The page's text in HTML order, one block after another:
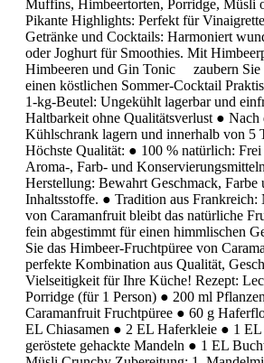
Muffins, Himbeertorten, Porridge, Müsli
Pikante Highlights: Perfekt für
Getränke und Cocktails: Harmoniert
oder Joghurt für Smoothies. Mit
Himbeeren und Gin Tonic zaubern Sie
einen köstlichen Sommer-Cocktail
1-kg-Beutel: Ungekühlt lagerbar und
Haltbarkeit ohne Qualitätsverlust ●
Kühlschrank lagern und innerhalb von 5
Höchste Qualität: ● 100 % natürlich:
Aroma-, Farb- und
Herstellung: Bewahrt Geschmack, Farbe
Inhaltsstoffe. ● Tradition aus Frankreich:
von Caramanfruit bleibt das natürliche
fein abgestimmt für einen himmlischen
Sie das Himbeer-Fruchtpüree von
perfekte Kombination aus Qualität,
Vielseitigkeit für Ihre Küche! Rezept:
Porridge (für 1 Person) ● 200 ml
Caramanfruit Fruchtpüree ● 60 g
EL Chiasamen ● 2 EL Haferkleie ● 1
geröstete gehackte Mandeln ● 1 EL